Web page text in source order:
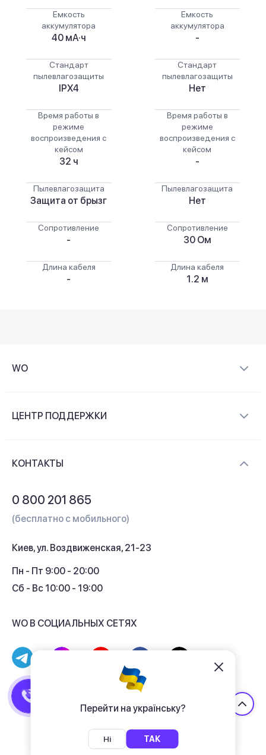
Перейти на українську?
Ні ТАК
Емкость
аккумулятора
40 мА·ч
Стандарт
пылевлагозащиты
IPX4
Время работы в
режиме
воспроизведения с
кейсом
32 ч
Пылевлагозащита
Защита от брызг
Сопротивление
-
Длина кабеля
-
Емкость
аккумулятора
-
Стандарт
пылевлагозащиты
Нет
Время работы в
режиме
воспроизведения с
кейсом
-
Пылевлагозащита
Нет
Сопротивление
30 Ом
Длина кабеля
1.2 м
WO
Контакты
ЦЕНТР ПОДДЕРЖКИ
Кэшбек
КОНТАКТЫ
0 800 201 865
(бесплатно с мобильного)
Киев, ул. Воздвиженская, 21-23
Пн - Пт 9:00 - 20:00
Сб - Вс 10:00 - 19:00
WO В СОЦИАЛЬНЫХ СЕТЯХ
Договор публичной оферты
Политика конфиденциальности